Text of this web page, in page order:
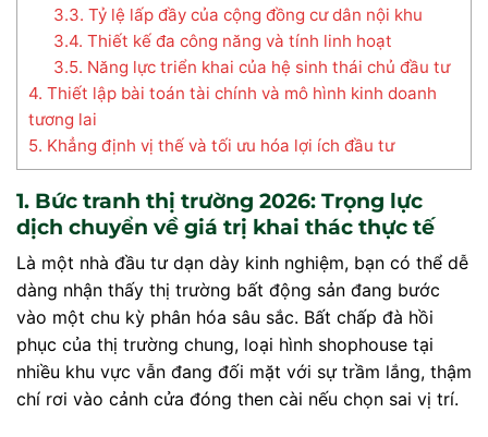
3.3. Tỷ lệ lấp đầy của cộng đồng cư dân nội khu
3.4. Thiết kế đa công năng và tính linh hoạt
3.5. Năng lực triển khai của hệ sinh thái chủ đầu tư
4. Thiết lập bài toán tài chính và mô hình kinh doanh
tương lai
5. Khẳng định vị thế và tối ưu hóa lợi ích đầu tư
1. Bức tranh thị trường 2026: Trọng lực
dịch chuyển về giá trị khai thác thực tế
Là một nhà đầu tư dạn dày kinh nghiệm, bạn có thể dễ
dàng nhận thấy thị trường bất động sản đang bước
vào một chu kỳ phân hóa sâu sắc. Bất chấp đà hồi
phục của thị trường chung, loại hình shophouse tại
nhiều khu vực vẫn đang đối mặt với sự trầm lắng, thậm
chí rơi vào cảnh cửa đóng then cài nếu chọn sai vị trí.